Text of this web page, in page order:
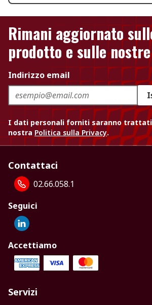
Rimani aggiornato
prodotto e sulle
Indirizzo email
I dati personali forniti saranno trattati
nostra Politica sulla Privacy.
Contattaci
02.66.058.1
Seguici
Accettiamo
Servizi